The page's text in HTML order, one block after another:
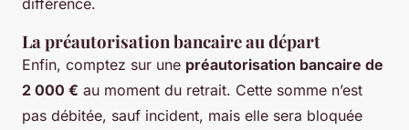
La préautorisation bancaire au départ
Enfin, comptez sur une préautorisation bancaire de
2 000 € au moment du retrait. Cette somme n’est
pas débitée, sauf incident, mais elle sera bloquée